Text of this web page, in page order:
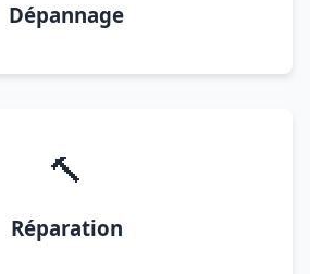
Dépannage
🔨
Réparation